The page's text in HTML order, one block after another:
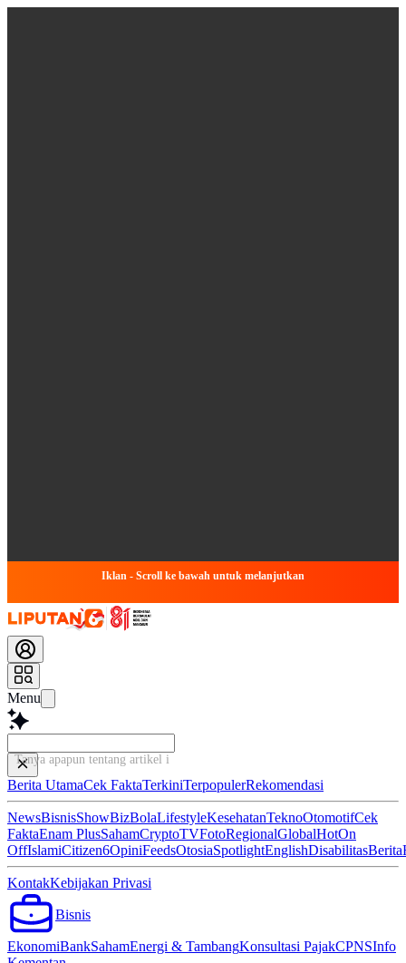
Iklan - Scroll ke bawah untuk melanjutkan
Menu
Tanya apapun tentang artikel ini...
Berita UtamaCek FaktaTerkiniTerpopulerRekomendasi
NewsBisnisShowBizBolaLifestyleKesehatanTeknoOtomotifCek
FaktaEnam PlusSahamCryptoTVFotoRegionalGlobalHotOn
OffIslamiCitizen6OpiniFeedsOtosiaSpotlightEnglishDisabilitasBerita
KontakKebijakan Privasi
Bisnis
EkonomiBankSahamEnergi & TambangKonsultasi PajakCPNSInfo